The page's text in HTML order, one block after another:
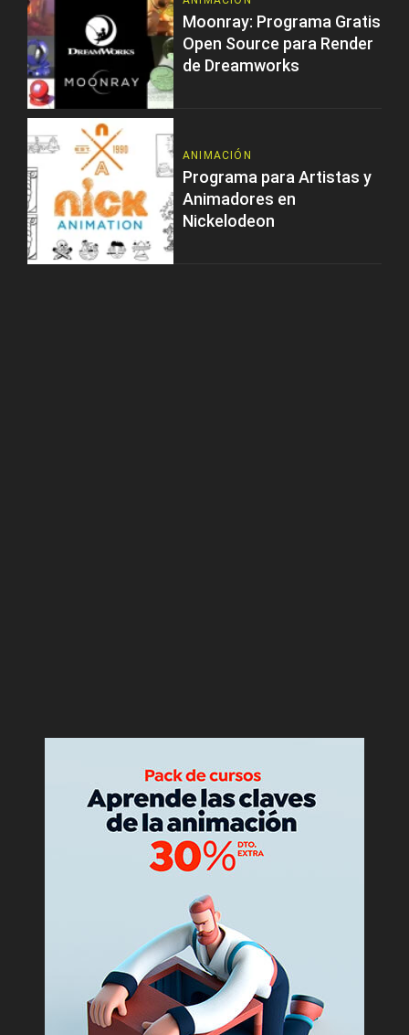
Moonray: Programa Gratis
Open Source para Render
de Dreamworks
ANIMACIÓN
Programa para Artistas y
Animadores en
Nickelodeon